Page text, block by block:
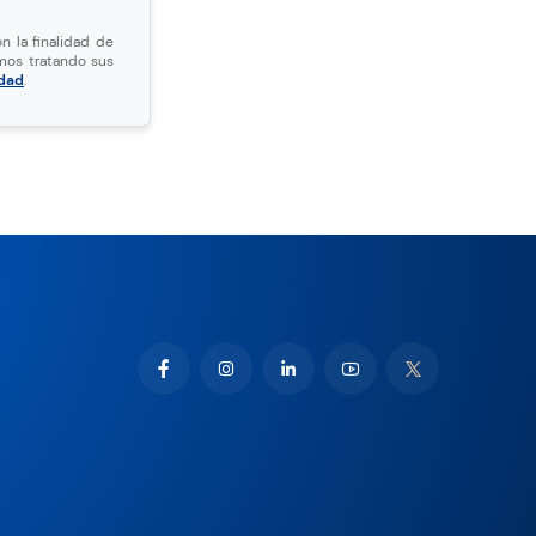
la finalidad de
tratando sus
.